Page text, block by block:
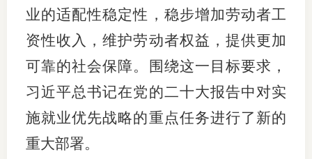
业的适配性稳定性，稳步增加劳动者工
资性收入，维护劳动者权益，提供更加
可靠的社会保障。围绕这一目标要求，
习近平总书记在党的二十大报告中对实
施就业优先战略的重点任务进行了新的
重大部署。